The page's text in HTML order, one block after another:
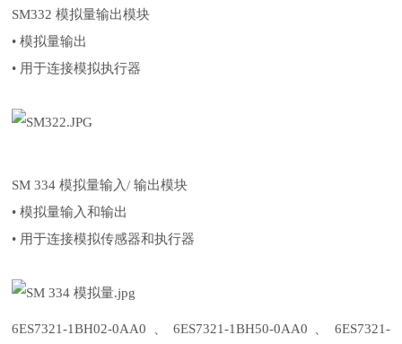
SM332 模拟量输出模块
• 模拟量输出
• 用于连接模拟执行器
SM 334 模拟量输入/ 输出模块
• 模拟量输入和输出
• 用于连接模拟传感器和执行器
6ES7321-1BH02-0AA0、6ES7321-1BH50-0AA0、6ES7321-